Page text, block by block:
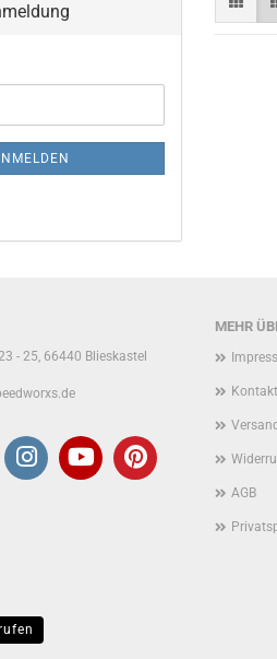
MEHR
Kontakt
AGB
- 25, 66440 Blieskastel